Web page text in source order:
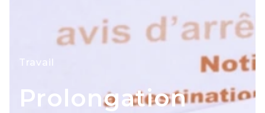
Travail
Prolongation